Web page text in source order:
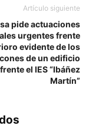
Artículo siguiente
pide actuaciones
urgentes frente
evidente de los
de un edificio
el IES “Ibáñez
Martín”